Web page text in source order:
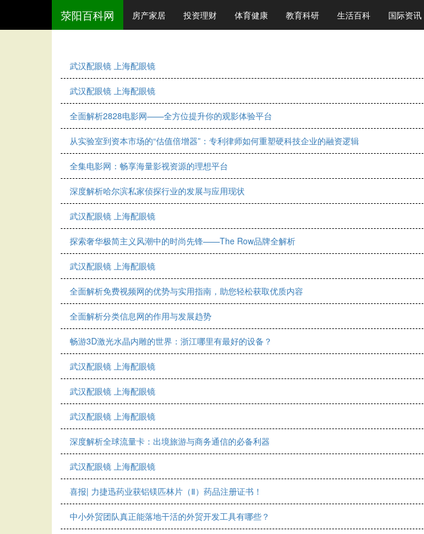
荥阳百科网 房产家居 投资理财 体育健康 教育科研 生活百科 国际资讯
武汉配眼镜 上海配眼镜
武汉配眼镜 上海配眼镜
全面解析2828电影网——全方位提升你的观影体验平台
从实验室到资本市场的“估值倍增器”：专利律师如何重塑硬科技企业的融资逻辑
全集电影网：畅享海量影视资源的理想平台
深度解析哈尔滨私家侦探行业的发展与应用现状
武汉配眼镜 上海配眼镜
探索奢华极简主义风潮中的时尚先锋——The Row品牌全解析
武汉配眼镜 上海配眼镜
全面解析免费视频网的优势与实用指南，助您轻松获取优质内容
全面解析分类信息网的作用与发展趋势
畅游3D激光水晶内雕的世界：浙江哪里有最好的设备？
武汉配眼镜 上海配眼镜
武汉配眼镜 上海配眼镜
武汉配眼镜 上海配眼镜
深度解析全球流量卡：出境旅游与商务通信的必备利器
武汉配眼镜 上海配眼镜
喜报| 力捷迅药业获铝镁匹林片（Ⅱ）药品注册证书！
中小外贸团队真正能落地干活的外贸开发工具有哪些？